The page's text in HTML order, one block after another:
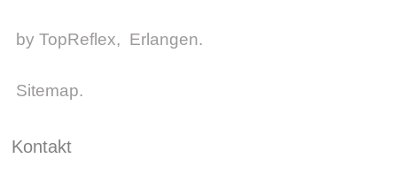
by TopReflex, Erlangen.
Sitemap.
Kontakt